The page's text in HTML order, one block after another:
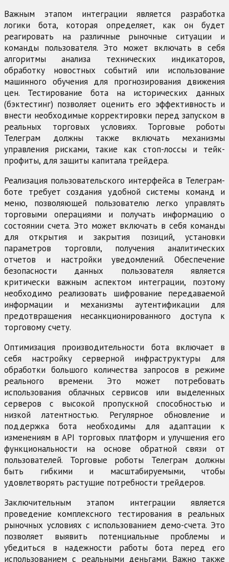
Важным этапом интеграции является разработка
логики бота, которая определяет, как он будет
реагировать на различные рыночные ситуации и
команды пользователя. Это может включать в себя
алгоритмы анализа технических индикаторов,
обработку новостных событий или использование
машинного обучения для прогнозирования движения
цен. Тестирование бота на исторических данных
(бэктестинг) позволяет оценить его эффективность и
внести необходимые корректировки перед запуском в
реальных торговых условиях. Торговые роботы
Телеграм должны также включать механизмы
управления рисками, такие как стоп-лоссы и тейк-
профиты, для защиты капитала трейдера.
Реализация пользовательского интерфейса в Телеграм-
боте требует создания удобной системы команд и
меню, позволяющей пользователю легко управлять
торговыми операциями и получать информацию о
состоянии счета. Это может включать в себя команды
для открытия и закрытия позиций, установки
параметров торговли, получения аналитических
отчетов и настройки уведомлений. Обеспечение
безопасности данных пользователя является
критически важным аспектом интеграции, поэтому
необходимо реализовать шифрование передаваемой
информации и механизмы аутентификации для
предотвращения несанкционированного доступа к
торговому счету.
Оптимизация производительности бота включает в
себя настройку серверной инфраструктуры для
обработки большого количества запросов в режиме
реального времени. Это может потребовать
использования облачных сервисов или выделенных
серверов с высокой пропускной способностью и
низкой латентностью. Регулярное обновление и
поддержка бота необходимы для адаптации к
изменениям в API торговых платформ и улучшения его
функциональности на основе обратной связи от
пользователей. Торговые роботы Телеграм должны
быть гибкими и масштабируемыми, чтобы
удовлетворять растущие потребности трейдеров.
Заключительным этапом интеграции является
проведение комплексного тестирования в реальных
рыночных условиях с использованием демо-счета. Это
позволяет выявить потенциальные проблемы и
убедиться в надежности работы бота перед его
использованием с реальными деньгами. Важно также